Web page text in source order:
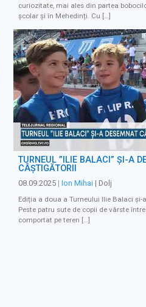
curiozitate, mai ales din partea
școlar și în Mehedinți. Cu […]
TURNEUL ”ILIE BALACI” ȘI-A
CÂȘTIGĂTORII
08.09.2025 | Ion Mihai | Dolj
Ediția a doua a Turneului Ilie Balaci
Peste patru sute de copii de vârste
comportat pe teren […]